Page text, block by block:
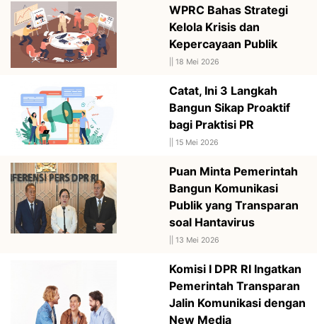
WPRC Bahas Strategi
Kelola Krisis dan
Kepercayaan Publik
18 Mei 2026
Catat, Ini 3 Langkah
Bangun Sikap Proaktif
bagi Praktisi PR
15 Mei 2026
Puan Minta Pemerintah
Bangun Komunikasi
Publik yang Transparan
soal Hantavirus
13 Mei 2026
Komisi I DPR RI Ingatkan
Pemerintah Transparan
Jalin Komunikasi dengan
New Media